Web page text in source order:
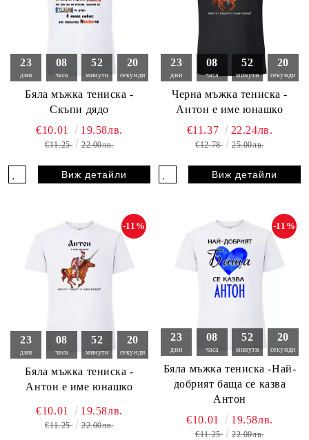
23
дни
08
часа
52
минути
18
секунди
Бяла мъжка тениска -
Скъпи дядо
€10.01 19.58лв.
€11.25 22.00лв.
Виж детайли
23
дни
08
часа
52
минути
18
секунди
Черна мъжка тениска -
Антон е име юнашко
€11.37 22.24лв.
€12.78 25.00лв.
Виж детайли
23
дни
08
часа
52
минути
18
секунди
Бяла мъжка тениска -
Антон е име юнашко
-11%
€10.01 19.58лв.
€11.25 22.00лв.
23
дни
08
часа
52
минути
18
секунди
Бяла мъжка тениска -Най-
добрият баща се казва
Антон
-11%
€10.01 19.58лв.
€11.25 22.00лв.